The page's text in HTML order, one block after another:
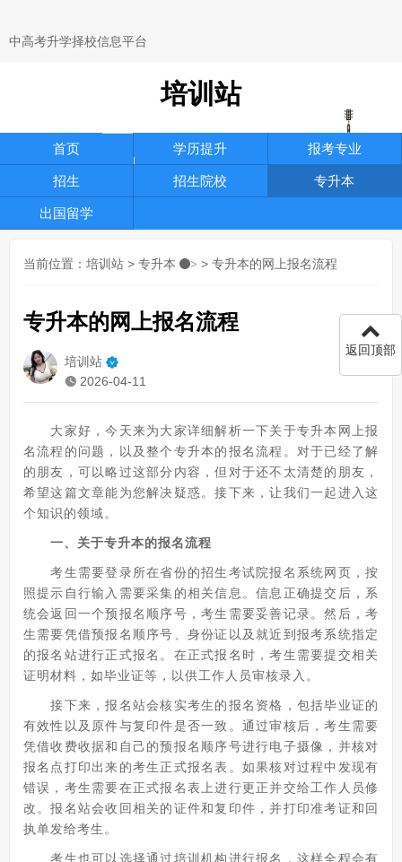
中高考升学择校信息平台
培训站
首页 学历提升 报考专业
招生 招生院校 专升本
出国留学
当前位置： 培训站 > 专升本 > > 专升本的网上报名流程
专升本的网上报名流程
培训站
2026-04-11
大家好，今天来为大家详细解析一下关于专升本网上报
名流程的问题，以及整个专升本的报名流程。对于已经了解
的朋友，可以略过这部分内容，但对于还不太清楚的朋友，
希望这篇文章能为您解决疑惑。接下来，让我们一起进入这
个知识的领域。
一、关于专升本的报名流程
考生需要登录所在省份的招生考试院报名系统网页，按
照提示自行输入需要采集的相关信息。信息正确提交后，系
统会返回一个预报名顺序号，考生需要妥善记录。然后，考
生需要凭借预报名顺序号、身份证以及就近到报考系统指定
的报名站进行正式报名。在正式报名时，考生需要提交相关
证明材料，如毕业证等，以供工作人员审核录入。
接下来，报名站会核实考生的报名资格，包括毕业证的
有效性以及原件与复印件是否一致。通过审核后，考生需要
凭借收费收据和自己的预报名顺序号进行电子摄像，并核对
报名点打印出来的考生正式报名表。如果核对过程中发现有
错误，考生需要在正式报名表上进行更正并交给工作人员修
改。报名站会收回相关的证件和复印件，并打印准考证和回
执单发给考生。
考生也可以选择通过培训机构进行报名，这样全程会有
返回顶部